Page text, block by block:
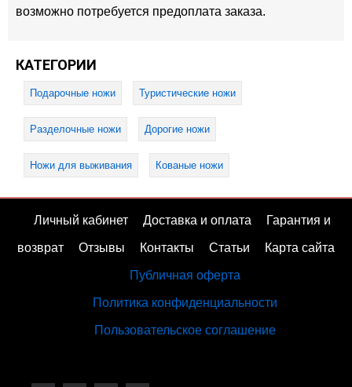
возможно потребуется предоплата заказа.
КАТЕГОРИИ
Подарочные ножи Туристические ножи
Разделочные ножи Дорогие ножи
Ножи для выживания Кованые ножи
Личный кабинет Доставка и оплата Гарантия и
возврат Отзывы Контакты Статьи Карта сайта
Публичная оферта
Политика конфиденциальности
Пользовательское соглашение